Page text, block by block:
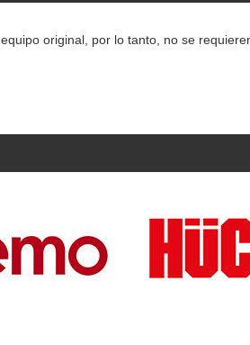
original, por lo tanto, no se